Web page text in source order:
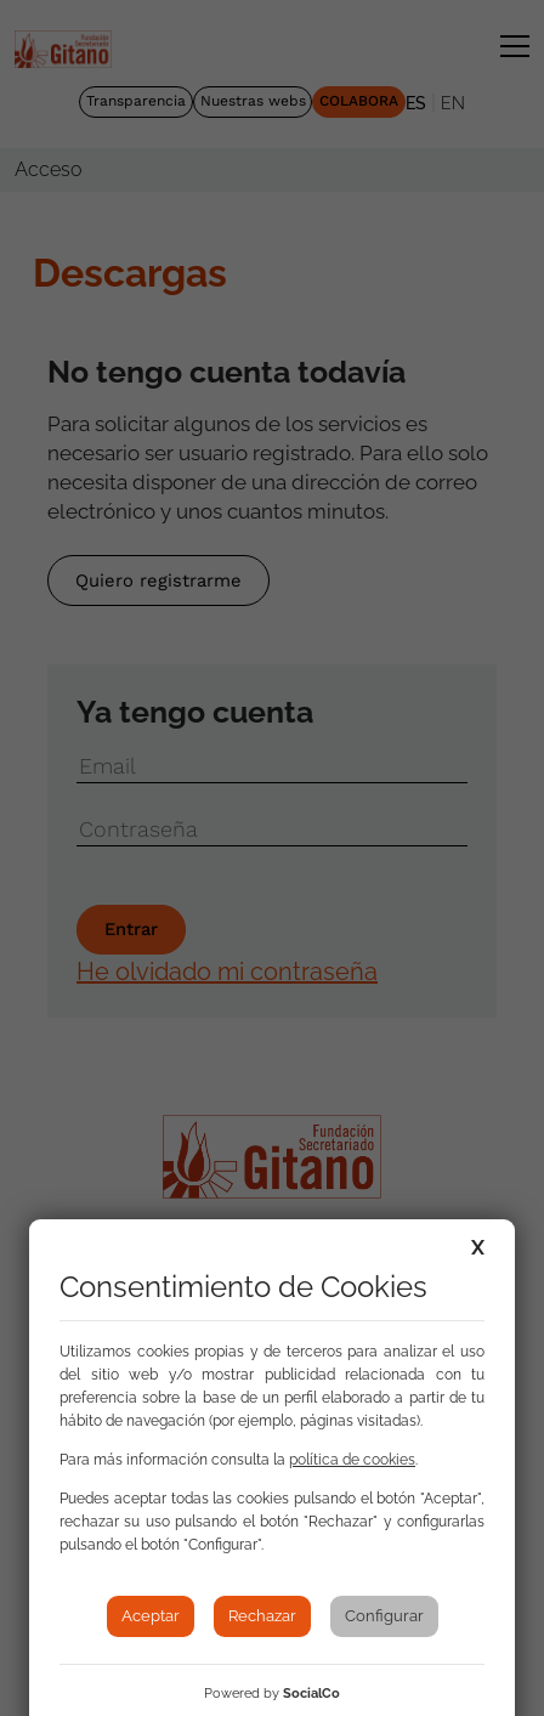
Transparencia Nuestras webs COLABORA ES EN
Acceso
Descargas
No tengo cuenta todavía
Para solicitar algunos de los servicios es
necesario ser usuario registrado. Para ello solo
necesita disponer de una dirección de correo
electrónico y unos cuantos minutos.
Quiero registrarme
Ya tengo cuenta
Email
Contraseña
He olvidado mi contraseña
La FSG cuenta con 82 sedes en 14 comunidades
autónomas
Mapa web
Privacidad y protección de datos personales
Uso de la web
Trabaja con nosotros
X
Consentimiento de Cookies
Utilizamos cookies propias y de terceros para analizar el uso
del sitio web y/o mostrar publicidad relacionada con tu
preferencia sobre la base de un perfil elaborado a partir de tu
hábito de navegación (por ejemplo, páginas visitadas).
Para más información consulta la política de cookies
Puedes aceptar todas las cookies pulsando el botón "Aceptar",
rechazar su uso pulsando el botón "Rechazar" y configurarlas
pulsando el botón "Configurar".
Aceptar Rechazar Configurar
Powered by SocialCo